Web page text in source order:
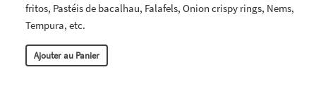
fritos, Pastéis de bacalhau, Falafels, Onion crispy rings, Nems,
Tempura, etc.
Ajouter au Panier